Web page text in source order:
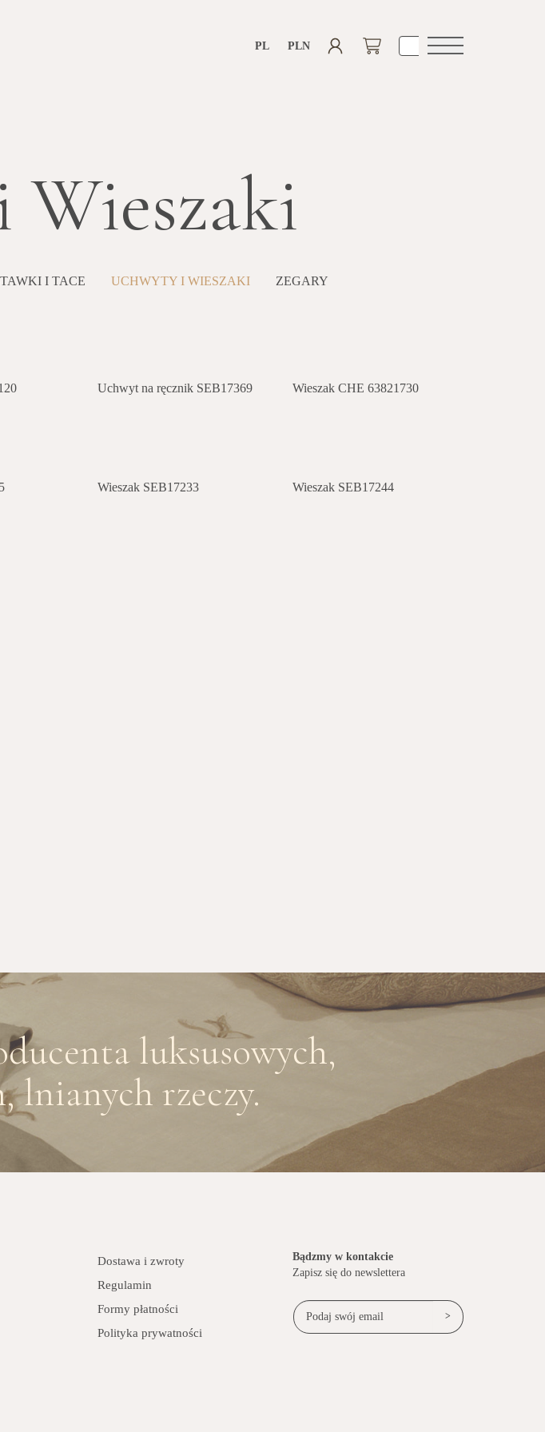
Otwórz
PLN
PL
I TACE UCHWYTY I WIESZAKI
ZEGARY
Uchwyt na ręcznik SEB17369 Wieszak CHE 63821730
Wieszak SEB17233 Wieszak SEB17244
luksusowych,
lnianych rzeczy.
Dostawa i zwroty
Regulamin
Formy płatności
Polityka prywatności
Bądzmy w kontakcie
Zapisz się do newslettera
>